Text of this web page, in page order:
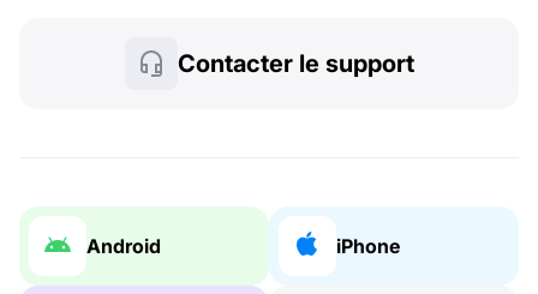
Contacter le support
Android iPhone